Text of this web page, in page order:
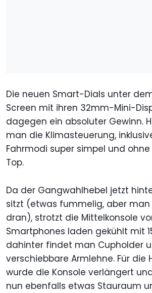
Die neuen Smart-Dials unter
Screen mit ihren 32mm-Mini-
dagegen ein absoluter Gewinn.
man die Klimasteuerung,
Fahrmodi super simpel und ohne
Top.
Da der Gangwahlhebel jetzt
sitzt (etwas fummelig, aber
dran), strotzt die Mittelkonsole
Smartphones laden gekühlt mit
dahinter findet man Cupholder
verschiebbare Armlehne. Für die
wurde die Konsole verlängert
nun ebenfalls etwas Stauraum